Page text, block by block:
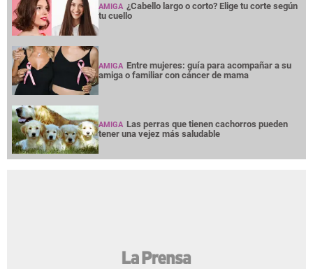
AMIGA ¿Cabello largo o corto? Elige tu corte según
tu cuello
AMIGA Entre mujeres: guía para acompañar a su
amiga o familiar con cáncer de mama
AMIGA Las perras que tienen cachorros pueden
tener una vejez más saludable